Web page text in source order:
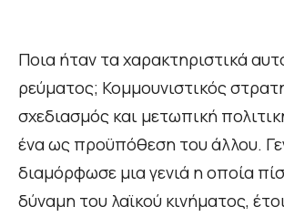
Ποια ήταν τα χαρακτηριστικά
ρεύματος; Κομμουνιστικός
σχεδιασμός και μετωπική
ένα ως προϋπόθεση του άλλου.
διαμόρφωσε μια γενιά η οποία
δύναμη του λαϊκού κινήματος,